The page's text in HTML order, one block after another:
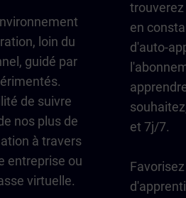
loin du
guidé par
de suivre
nos plus de
à travers
entreprise ou
virtuelle.
en
d'auto-
et 7j/7.